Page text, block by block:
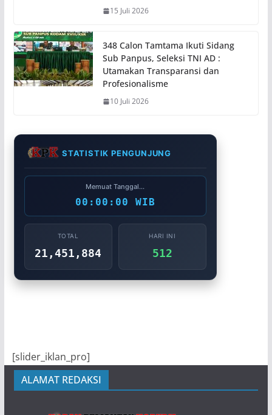
15 Juli 2026
348 Calon Tamtama Ikuti Sidang
Sub Panpus, Seleksi TNI AD :
Utamakan Transparansi dan
Profesionalisme
10 Juli 2026
STATISTIK PENGUNJUNG
Memuat Tanggal...
00:00:00 WIB
TOTAL
21,451,884
HARI INI
512
[slider_iklan_pro]
ALAMAT REDAKSI